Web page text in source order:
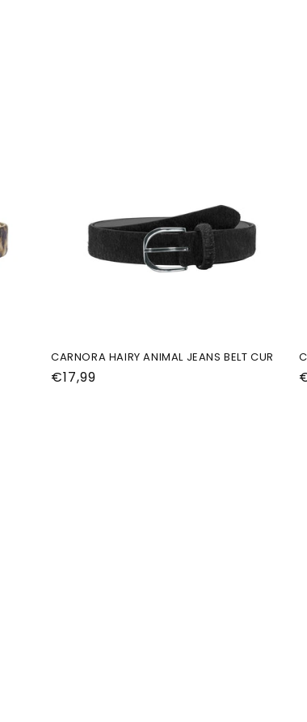
CARNORA HAIRY ANIMAL JEANS BELT CUR
Normale
€17,99